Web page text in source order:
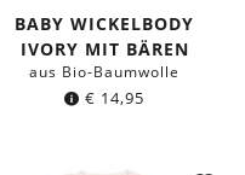
BABY WICKELBODY
IVORY MIT BÄREN
aus Bio-Baumwolle
€ 14,95